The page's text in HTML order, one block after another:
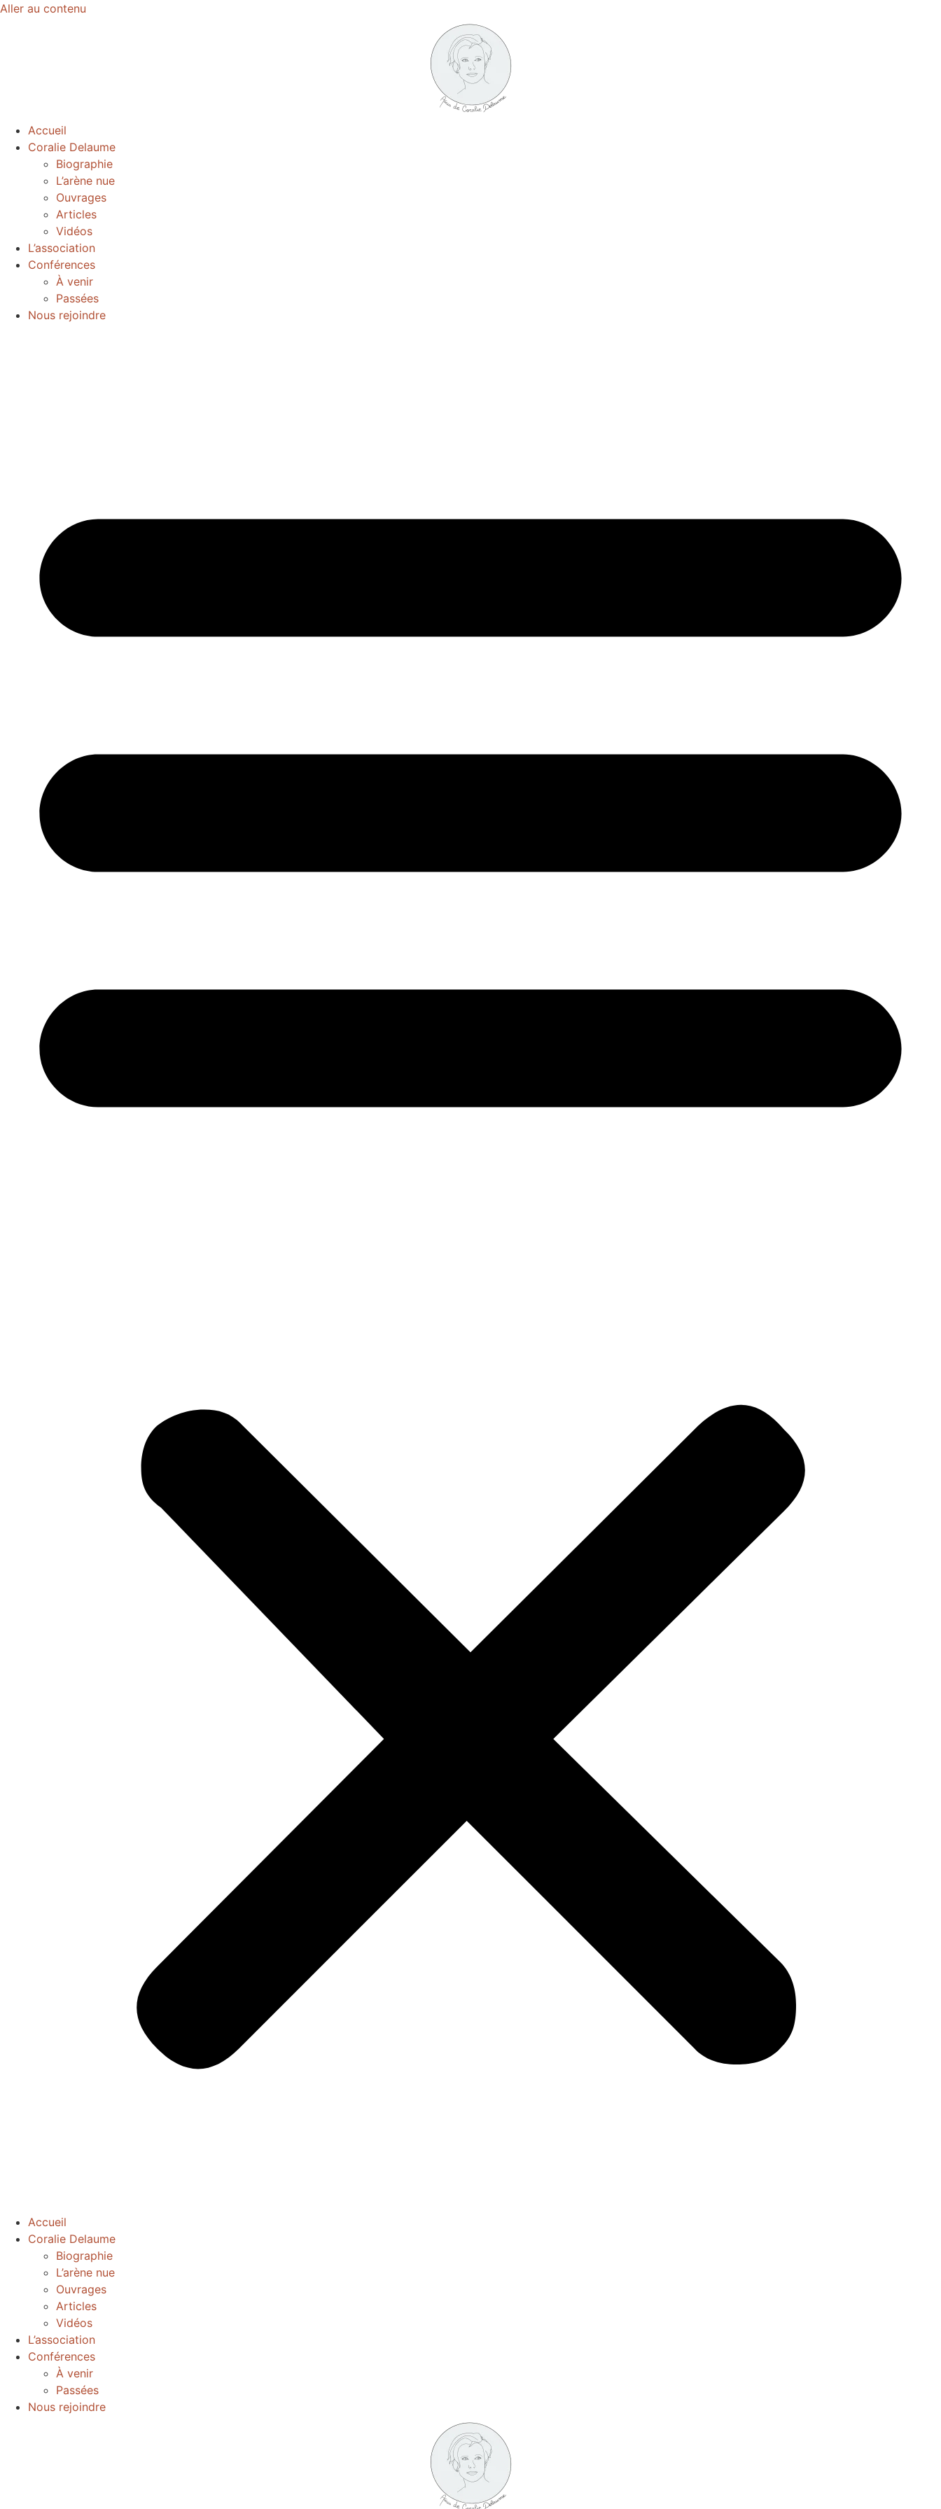
Aller au contenu
Accueil
Coralie Delaume
Biographie
L’arène nue
Ouvrages
Articles
Vidéos
L’association
Conférences
À venir
Passées
Nous rejoindre
Accueil
Coralie Delaume
Biographie
L’arène nue
Ouvrages
Articles
Vidéos
L’association
Conférences
À venir
Passées
Nous rejoindre